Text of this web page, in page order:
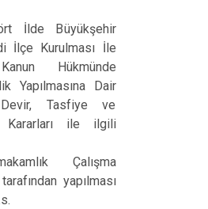
İlde Büyükşehir
İlçe Kurulması İle
Hükmünde
Yapılmasına Dair
Tasfiye ve
Kararları ile ilgili
Çalışma
yapılması